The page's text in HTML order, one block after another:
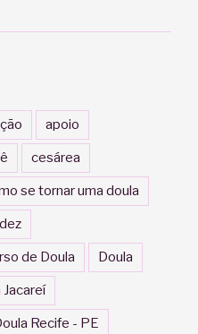
apoio
cesárea
se tornar uma doula
de Doula Doula
Jacareí
Recife - PE